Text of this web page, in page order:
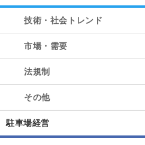
技術・社会トレンド
市場・需要
法規制
その他
駐車場経営